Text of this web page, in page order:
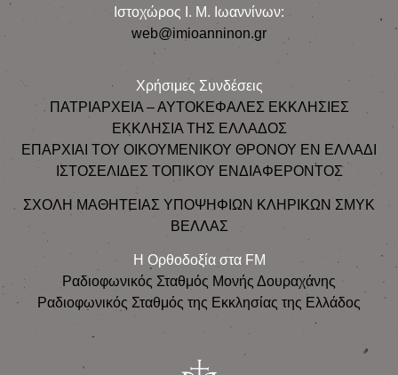
Ιστοχώρος Ι. Μ. Ιωαννίνων:
web@imioanninon.gr
Χρήσιμες Συνδέσεις
ΠΑΤΡΙΑΡΧΕΙΑ – ΑΥΤΟΚΕΦΑΛΕΣ ΕΚΚΛΗΣΙΕΣ
ΕΚΚΛΗΣΙΑ ΤΗΣ ΕΛΛΑΔΟΣ
ΕΠΑΡΧΙΑΙ ΤΟΥ ΟΙΚΟΥΜΕΝΙΚΟΥ ΘΡΟΝΟΥ ΕΝ ΕΛΛΑΔΙ
ΙΣΤΟΣΕΛΙΔΕΣ ΤΟΠΙΚΟΥ ΕΝΔΙΑΦΕΡΟΝΤΟΣ
ΣΧΟΛΗ ΜΑΘΗΤΕΙΑΣ ΥΠΟΨΗΦΙΩΝ ΚΛΗΡΙΚΩΝ ΣΜΥΚ
ΒΕΛΛΑΣ
Η Ορθοδοξία στα FM
Ραδιοφωνικός Σταθμός Μονής Δουραχάνης
Ραδιοφωνικός Σταθμός της Εκκλησίας της Ελλάδος